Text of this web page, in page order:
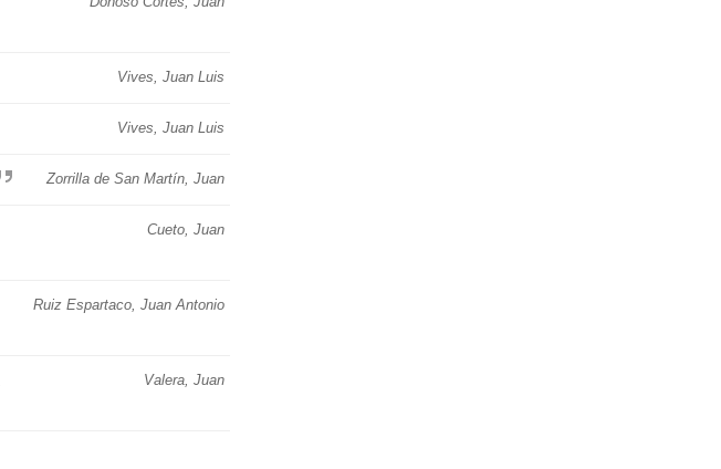
Vives, Juan Luis
Vives, Juan Luis
Zorrilla de San Martín, Juan
Cueto, Juan
Ruiz Espartaco, Juan Antonio
Valera, Juan